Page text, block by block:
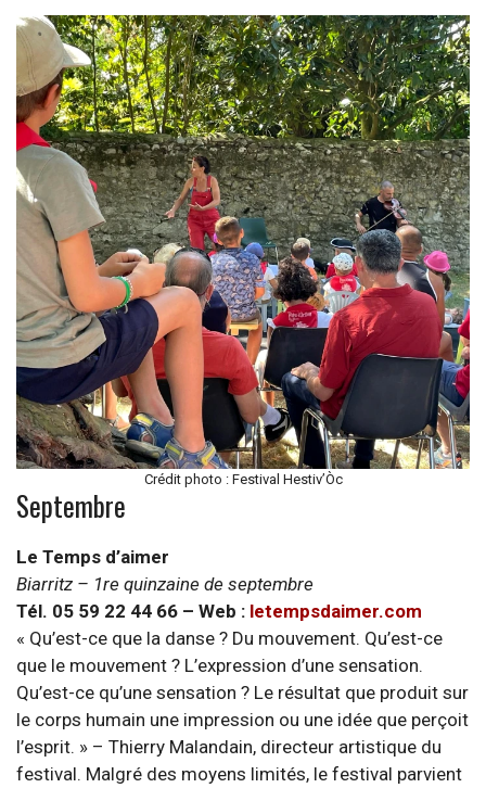
Crédit photo : Festival Hestiv’Òc
Septembre
Le Temps d’aimer
Biarritz – 1re quinzaine de septembre
Tél. 05 59 22 44 66 – Web : letempsdaimer.com
« Qu’est-ce que la danse ? Du mouvement. Qu’est-ce
que le mouvement ? L’expression d’une sensation.
Qu’est-ce qu’une sensation ? Le résultat que produit sur
le corps humain une impression ou une idée que perçoit
l’esprit. » – Thierry Malandain, directeur artistique du
festival. Malgré des moyens limités, le festival parvient